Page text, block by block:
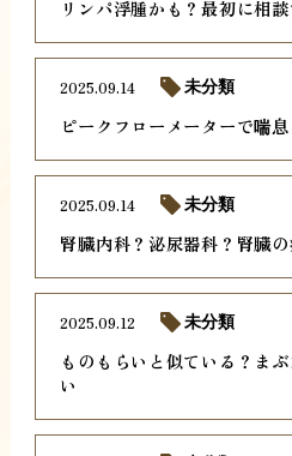
リンパ浮腫かも？最初に相
ピークフローメーターで喘
2025.09.14 未分類
腎臓内科？泌尿器科？腎臓
2025.09.14 未分類
ものもらいと似ている？ま
い
2025.09.12 未分類